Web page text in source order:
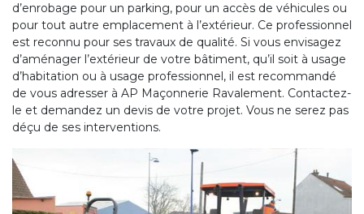
d’enrobage pour un parking, pour un accès de véhicules ou
pour tout autre emplacement à l’extérieur. Ce professionnel
est reconnu pour ses travaux de qualité. Si vous envisagez
d’aménager l’extérieur de votre bâtiment, qu’il soit à usage
d’habitation ou à usage professionnel, il est recommandé
de vous adresser à AP Maçonnerie Ravalement. Contactez-
le et demandez un devis de votre projet. Vous ne serez pas
déçu de ses interventions.